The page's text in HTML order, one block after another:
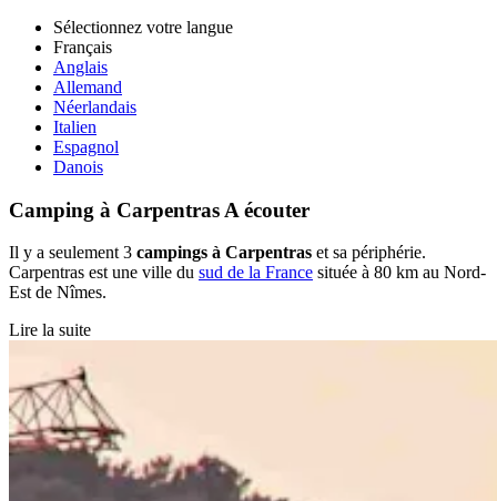
Sélectionnez votre langue
Français
Anglais
Allemand
Néerlandais
Italien
Espagnol
Danois
Camping à Carpentras A écouter
Il y a seulement 3 campings à Carpentras et sa périphérie.
Carpentras est une ville du sud de la France située à 80 km au Nord-
Est de Nîmes.
Lire la suite